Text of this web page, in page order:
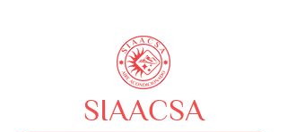
SIAACSA